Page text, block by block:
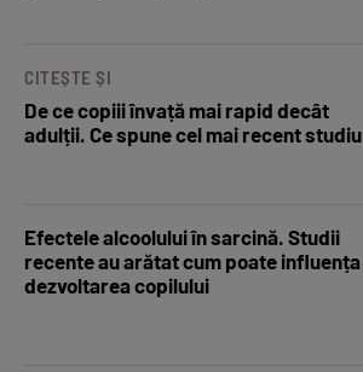
CITEȘTE ȘI
De ce copiii învață mai rapid decât
adulții. Ce spune cel mai recent studiu
Efectele alcoolului în sarcină. Studii
recente au arătat cum poate influența
dezvoltarea copilului